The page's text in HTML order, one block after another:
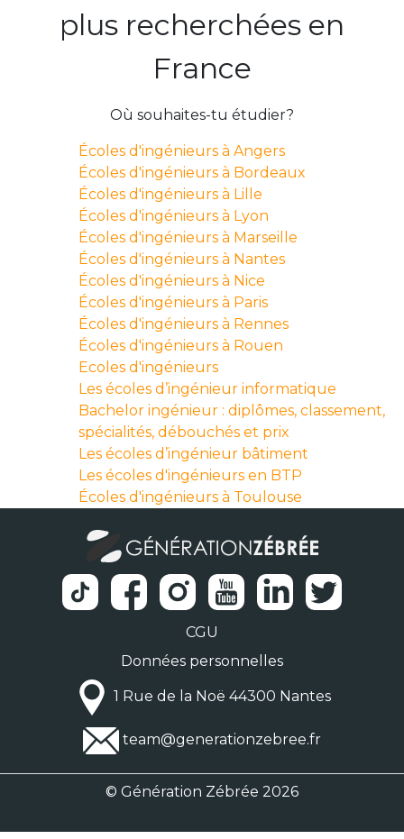
plus recherchées en
France
Où souhaites-tu étudier?
Écoles d'ingénieurs à Angers
Écoles d'ingénieurs à Bordeaux
Écoles d'ingénieurs à Lille
Écoles d'ingénieurs à Lyon
Écoles d'ingénieurs à Marseille
Écoles d'ingénieurs à Nantes
Écoles d'ingénieurs à Nice
Écoles d'ingénieurs à Paris
Écoles d'ingénieurs à Rennes
Écoles d'ingénieurs à Rouen
Ecoles d'ingénieurs
Les écoles d’ingénieur informatique
Bachelor ingénieur : diplômes, classement,
spécialités, débouchés et prix
Les écoles d’ingénieur bâtiment
Les écoles d'ingénieurs en BTP
Écoles d'ingénieurs à Toulouse
CGU
Données personnelles
1 Rue de la Noë 44300 Nantes
team@generationzebree.fr
© Génération Zébrée 2026